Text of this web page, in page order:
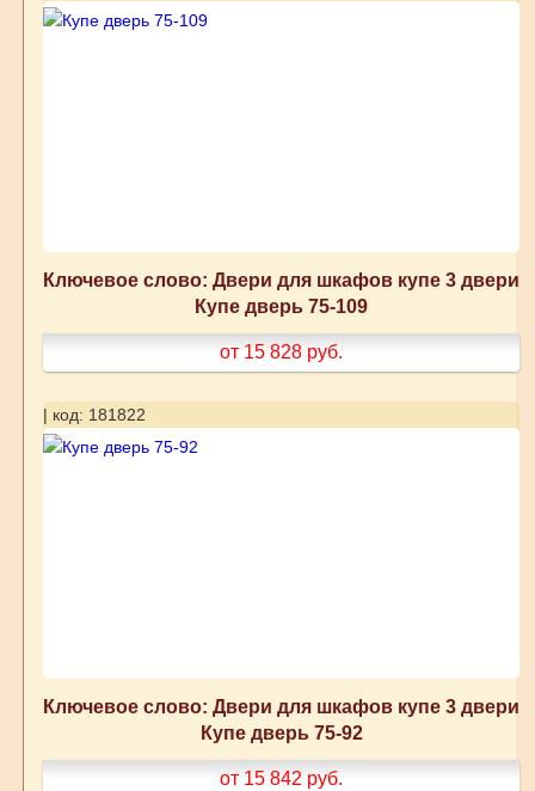
Ключевое слово: Двери для шкафов купе 3 двери
Купе дверь 75-109
от 15 828 руб.
| код: 181822
Ключевое слово: Двери для шкафов купе 3 двери
Купе дверь 75-92
от 15 842 руб.